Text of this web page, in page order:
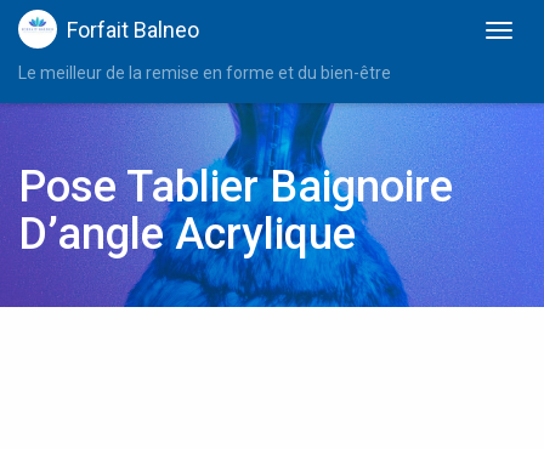
Forfait Balneo
Le meilleur de la remise en forme et du bien-être
Pose Tablier Baignoire
D’angle Acrylique